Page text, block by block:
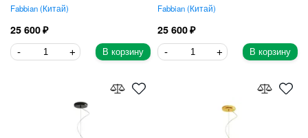
Fabbian Китай
25 600
В корзину
Fabbian Китай
25 600
В корзину